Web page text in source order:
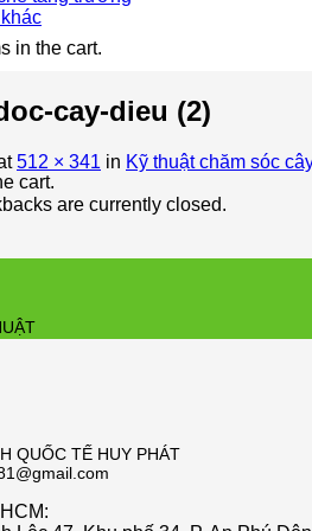
in the cart.
cart.
cay-dieu (2)
512 × 341 in Kỹ thuật chăm sóc
are currently closed.
QUỐC TẾ HUY PHÁT